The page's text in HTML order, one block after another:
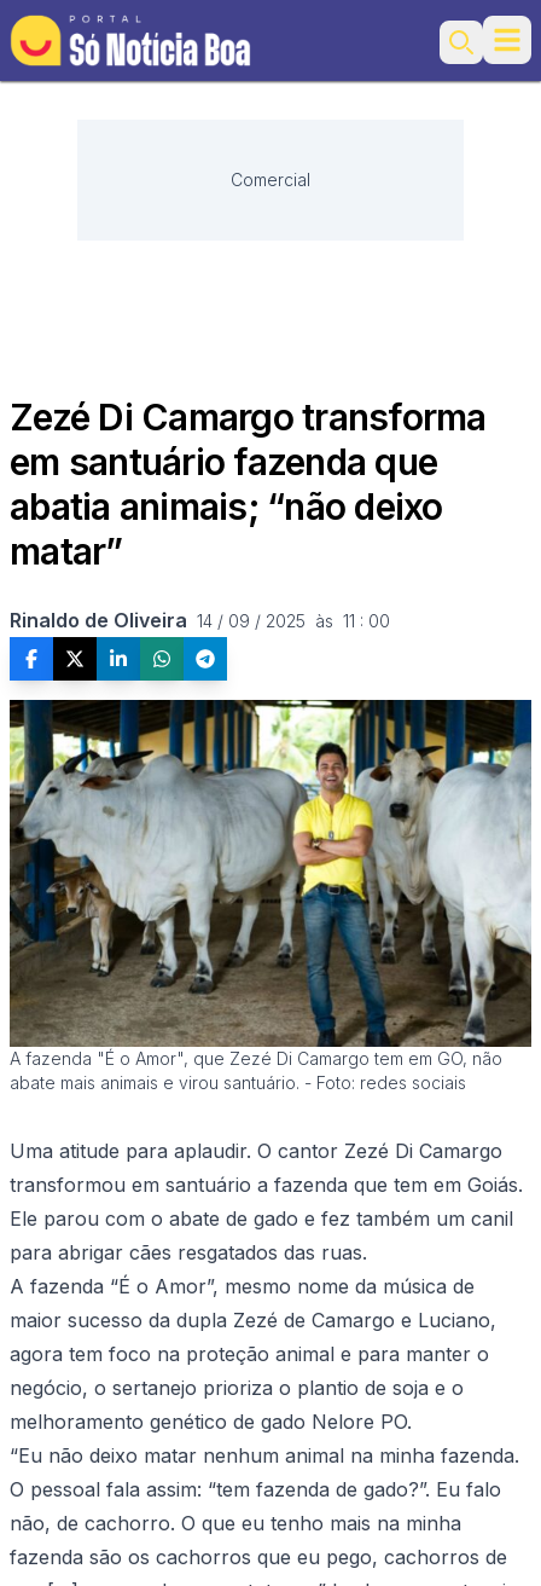
Search
Comercial
Zezé Di Camargo transforma
em santuário fazenda que
abatia animais; “não deixo
matar”
Rinaldo de Oliveira 14 / 09 / 2025  às  11 : 00
A fazenda "É o Amor", que Zezé Di Camargo tem em GO, não
abate mais animais e virou santuário. - Foto: redes sociais
Uma atitude para aplaudir. O cantor Zezé Di Camargo
transformou em santuário a fazenda que tem em Goiás.
Ele parou com o abate de gado e fez também um canil
para abrigar cães resgatados das ruas.
A fazenda “É o Amor”, mesmo nome da música de
maior sucesso da dupla Zezé de Camargo e Luciano,
agora tem foco na proteção animal e para manter o
negócio, o sertanejo prioriza o plantio de soja e o
melhoramento genético de gado Nelore PO.
“Eu não deixo matar nenhum animal na minha fazenda.
O pessoal fala assim: “tem fazenda de gado?”. Eu falo
não, de cachorro. O que eu tenho mais na minha
fazenda são os cachorros que eu pego, cachorros de